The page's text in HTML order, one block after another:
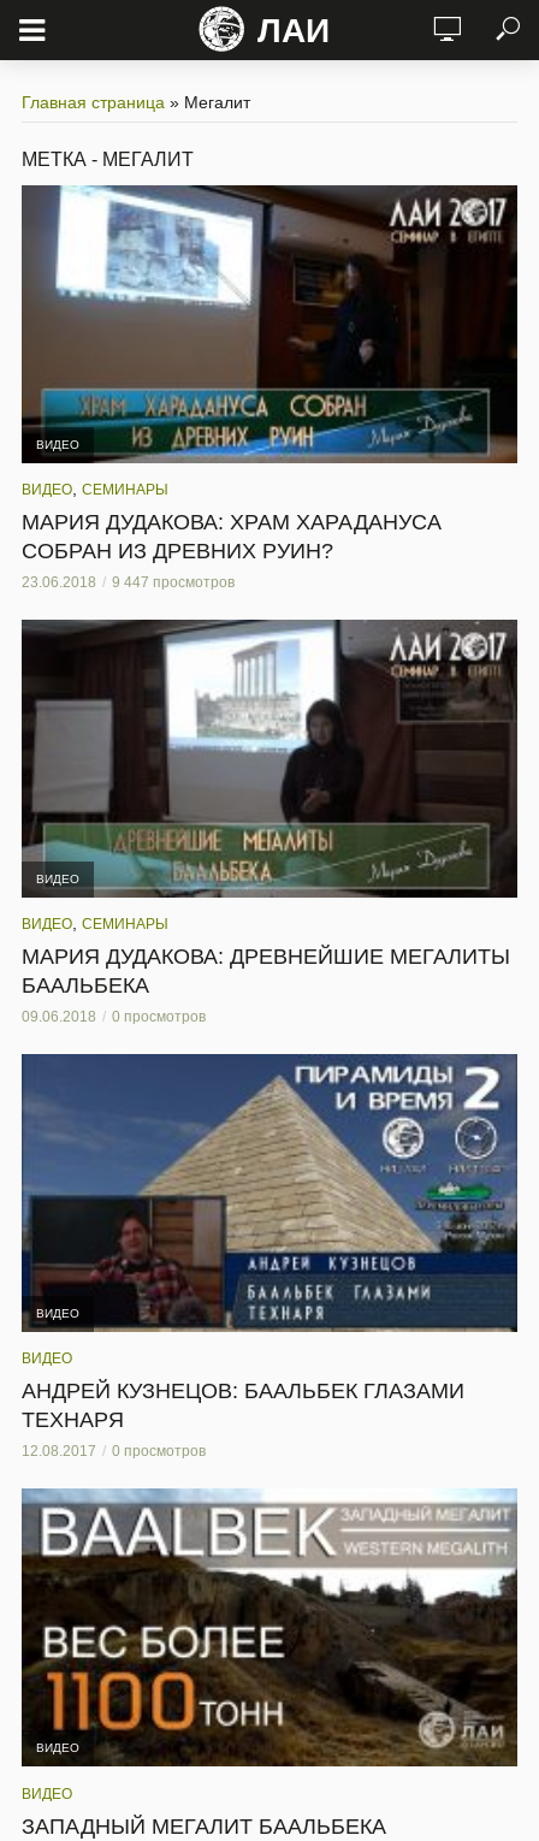
ЛАИ
Главная страница » Мегалит
МЕТКА - МЕГАЛИТ
ВИДЕО
ВИДЕО СЕМИНАРЫ
МАРИЯ ДУДАКОВА: ХРАМ ХАРАДАНУСА
СОБРАН ИЗ ДРЕВНИХ РУИН?
23.06.2018 9 447 просмотров
ВИДЕО
ВИДЕО СЕМИНАРЫ
МАРИЯ ДУДАКОВА: ДРЕВНЕЙШИЕ МЕГАЛИТЫ
БААЛЬБЕКА
09.06.2018 0 просмотров
ВИДЕО
ВИДЕО
АНДРЕЙ КУЗНЕЦОВ: БААЛЬБЕК ГЛАЗАМИ
ТЕХНАРЯ
12.08.2017 0 просмотров
ВИДЕО
ВИДЕО
ЗАПАДНЫЙ МЕГАЛИТ БААЛЬБЕКА